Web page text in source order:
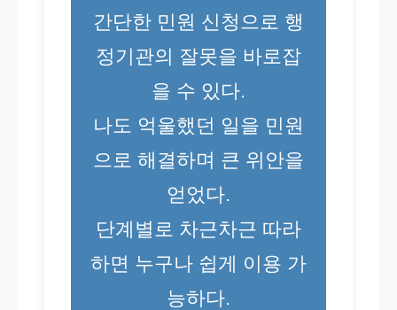
간단한 민원 신청으로 행
정기관의 잘못을 바로잡
을 수 있다.
나도 억울했던 일을 민원
으로 해결하며 큰 위안을
얻었다.
단계별로 차근차근 따라
하면 누구나 쉽게 이용 가
능하다.